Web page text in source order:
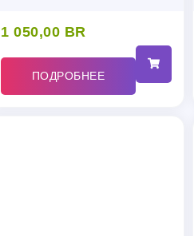
1 050,00 BR
ПОДРОБНЕЕ